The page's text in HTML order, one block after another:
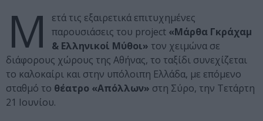
Μ
ετά τις εξαιρετικά επιτυχημένες
παρουσιάσεις του project «Μάρθα Γκράχαμ
& Ελληνικοί Μύθοι» τον χειμώνα σε
διάφορους χώρους της Αθήνας, το ταξίδι συνεχίζεται
το καλοκαίρι και στην υπόλοιπη Ελλάδα, με επόμενο
σταθμό το θέατρο «Απόλλων» στη Σύρο, την Τετάρτη
21 Ιουνίου.